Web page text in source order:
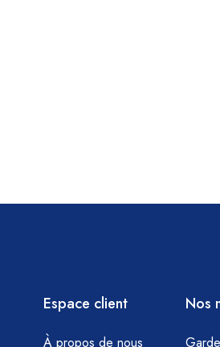
Espace client
À propos de nous
Nos